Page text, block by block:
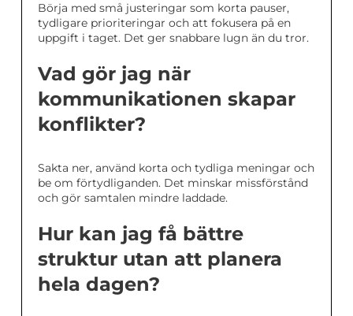
Börja med små justeringar som korta pauser,
tydligare prioriteringar och att fokusera på en
uppgift i taget. Det ger snabbare lugn än du tror.
Vad gör jag när
kommunikationen skapar
konflikter?
Sakta ner, använd korta och tydliga meningar och
be om förtydliganden. Det minskar missförstånd
och gör samtalen mindre laddade.
Hur kan jag få bättre
struktur utan att planera
hela dagen?